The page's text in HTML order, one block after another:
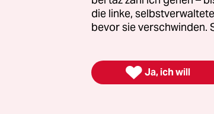
die linke,
bevor sie verschwinden.
 Ja, ich will